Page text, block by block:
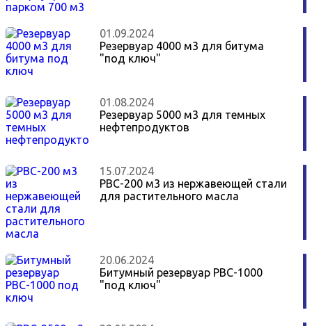
01.09.2024
Резервуар 4000 м3 для битума
"под ключ"
01.08.2024
Резервуар 5000 м3 для темных
нефтепродуктов
15.07.2024
РВС-200 м3 из нержавеющей стали
для растительного масла
20.06.2024
Битумный резервуар РВС-1000
"под ключ"